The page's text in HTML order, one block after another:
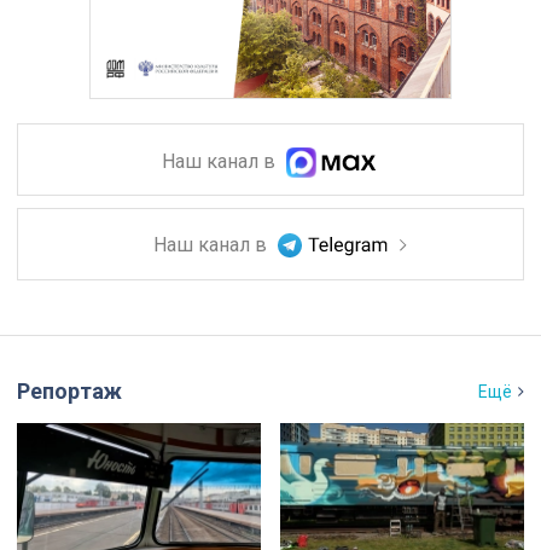
Наш канал в
Наш канал в
Репортаж Ещё